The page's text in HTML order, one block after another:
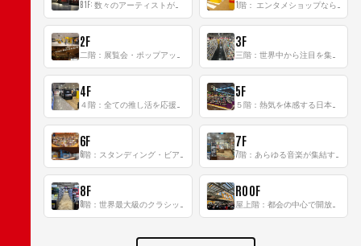
2F 3F
4F 5F
6F 7F
8F ROOF